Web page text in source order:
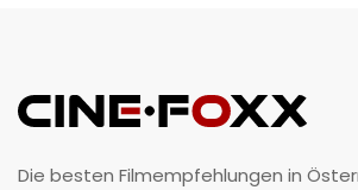
Die besten Filmempfehlungen in